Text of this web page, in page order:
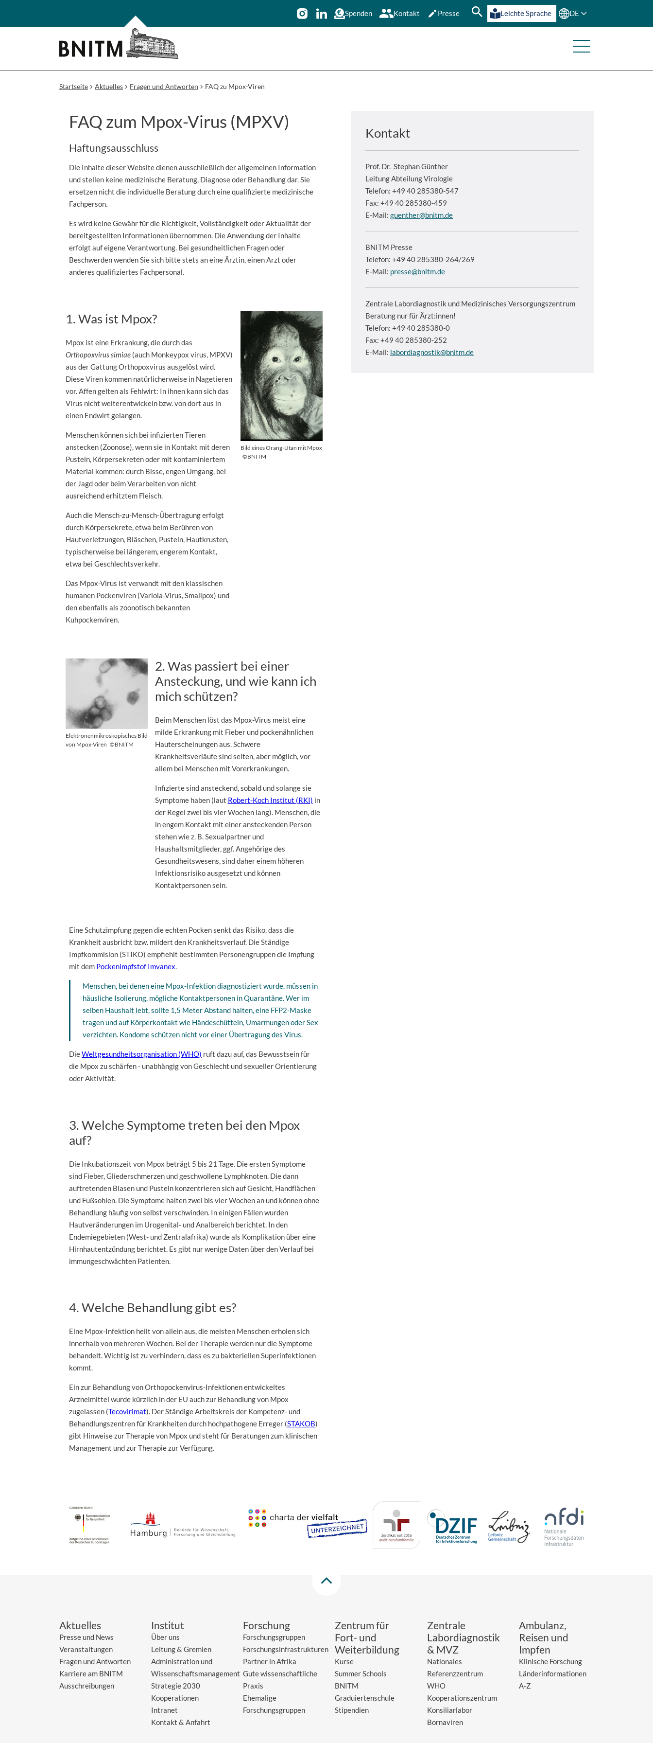
Spenden Kontakt Presse Leichte Sprache DE
Startseite Aktuelles Fragen und Antworten FAQ zu Mpox-Viren
FAQ zum Mpox-Virus (MPXV)
Haftungsausschluss
Die Inhalte dieser Website dienen ausschließlich der allgemeinen Information
und stellen keine medizinische Beratung, Diagnose oder Behandlung dar. Sie
ersetzen nicht die individuelle Beratung durch eine qualifizierte medizinische
Fachperson.
Es wird keine Gewähr für die Richtigkeit, Vollständigkeit oder Aktualität der
bereitgestellten Informationen übernommen. Die Anwendung der Inhalte
erfolgt auf eigene Verantwortung. Bei gesundheitlichen Fragen oder
Beschwerden wenden Sie sich bitte stets an eine Ärztin, einen Arzt oder
anderes qualifiziertes Fachpersonal.
1. Was ist Mpox?
Mpox ist eine Erkrankung, die durch das
Orthopoxvirus simiae(auch Monkeypox virus, MPXV)
aus der Gattung Orthopoxvirus ausgelöst wird.
Diese Viren kommen natürlicherweise in Nagetieren
vor. Affen gelten als Fehlwirt: In ihnen kann sich das
Virus nicht weiterentwickeln bzw. von dort aus in
einen Endwirt gelangen.
Menschen können sich bei infizierten Tieren
anstecken (Zoonose), wenn sie in Kontakt mit deren
Pusteln, Körpersekreten oder mit kontaminiertem
Material kommen: durch Bisse, engen Umgang, bei
der Jagd oder beim Verarbeiten von nicht
ausreichend erhitztem Fleisch.
Auch die Mensch-zu-Mensch-Übertragung erfolgt
durch Körpersekrete, etwa beim Berühren von
Hautverletzungen, Bläschen, Pusteln, Hautkrusten,
typischerweise bei längerem, engerem Kontakt,
etwa bei Geschlechtsverkehr.
Das Mpox-Virus ist verwandt mit den klassischen
humanen Pockenviren (Variola-Virus, Smallpox) und
den ebenfalls als zoonotisch bekannten
Kuhpockenviren.
Bild eines Orang-Utan mit Mpox
©BNITM
Elektronenmikroskopisches Bild
von Mpox-Viren ©BNITM
2. Was passiert bei einer
Ansteckung, und wie kann ich
mich schützen?
Beim Menschen löst das Mpox-Virus meist eine
milde Erkrankung mit Fieber und pockenähnlichen
Hauterscheinungen aus. Schwere
Krankheitsverläufe sind selten, aber möglich, vor
allem bei Menschen mit Vorerkrankungen.
Infizierte sind ansteckend, sobald und solange sie
Symptome haben (laut Robert-Koch Institut (RKI) in
der Regel zwei bis vier Wochen lang). Menschen, die
in engem Kontakt mit einer ansteckenden Person
stehen wie z. B. Sexualpartner und
Haushaltsmitglieder, ggf. Angehörige des
Gesundheitswesens, sind daher einem höheren
Infektionsrisiko ausgesetzt und können
Kontaktpersonen sein.
Eine Schutzimpfung gegen die echten Pocken senkt das Risiko, dass die
Krankheit ausbricht bzw. mildert den Krankheitsverlauf. Die Ständige
Impfkommision (STIKO) empfiehlt bestimmten Personengruppen die Impfung
mit dem Pockenimpfstof Imvanex.
Menschen, bei denen eine Mpox-Infektion diagnostiziert wurde, müssen in
häusliche Isolierung, mögliche Kontaktpersonen in Quarantäne. Wer im
selben Haushalt lebt, sollte 1,5 Meter Abstand halten, eine FFP2-Maske
tragen und auf Körperkontakt wie Händeschütteln, Umarmungen oder Sex
verzichten. Kondome schützen nicht vor einer Übertragung des Virus.
DieWeltgesundheitsorganisation (WHO) ruft dazu auf, das Bewusstsein für
die Mpox zu schärfen - unabhängig von Geschlecht und sexueller Orientierung
oder Aktivität.
3. Welche Symptome treten bei den Mpox
auf?
Die Inkubationszeit von Mpox beträgt 5 bis 21 Tage. Die ersten Symptome
sind Fieber, Gliederschmerzen und geschwollene Lymphknoten. Die dann
auftretenden Blasen und Pusteln konzentrieren sich auf Gesicht, Handflächen
und Fußsohlen. Die Symptome halten zwei bis vier Wochen an und können ohne
Behandlung häufig von selbst verschwinden. In einigen Fällen wurden
Hautveränderungen im Urogenital- und Analbereich berichtet. In den
Endemiegebieten (West- und Zentralafrika) wurde als Komplikation über eine
Hirnhautentzündung berichtet. Es gibt nur wenige Daten über den Verlauf bei
immungeschwächten Patienten.
4. Welche Behandlung gibt es?
Eine Mpox-Infektion heilt von allein aus, die meisten Menschen erholen sich
innerhalb von mehreren Wochen. Bei der Therapie werden nur die Symptome
behandelt. Wichtig ist zu verhindern, dass es zu bakteriellen Superinfektionen
kommt.
Ein zur Behandlung von Orthopockenvirus-Infektionen entwickeltes
Arzneimittel wurde kürzlich in der EU auch zur Behandlung von Mpox
zugelassen (Tecovirimat). Der Ständige Arbeitskreis der Kompetenz- und
Behandlungszentren für Krankheiten durch hochpathogene Erreger (STAKOB)
gibt Hinweise zur Therapie von Mpox und steht für Beratungen zum klinischen
Management und zur Therapie zur Verfügung.
Kontakt
Prof. Dr. Stephan Günther
Leitung Abteilung Virologie
Telefon: +49 40 285380-547
Fax: +49 40 285380-459
E-Mail: guenther@bnitm.de
BNITM Presse
Telefon: +49 40 285380-264/269
E-Mail: presse@bnitm.de
Zentrale Labordiagnostik und Medizinisches Versorgungszentrum
Beratung nur für Ärzt:innen!
Telefon: +49 40 285380-0
Fax: +49 40 285380-252
E-Mail: labordiagnostik@bnitm.de
Aktuelles
Presse und News
Veranstaltungen
Fragen und Antworten
Karriere am BNITM
Ausschreibungen
Institut
Über uns
Leitung & Gremien
Administration und
Wissenschaftsmanagement
Strategie 2030
Kooperationen
Intranet
Kontakt & Anfahrt
Forschung
Forschungsgruppen
Forschungsinfrastrukturen
Partner in Afrika
Gute wissenschaftliche
Praxis
Ehemalige
Forschungsgruppen
Zentrum für
Fort- und
Weiterbildung
Kurse
Summer Schools
BNITM
Graduiertenschule
Stipendien
Zentrale
Labordiagnostik
& MVZ
Nationales
Referenzzentrum
WHO
Kooperationszentrum
Konsiliarlabor
Bornaviren
Ambulanz,
Reisen und
Impfen
Klinische Forschung
Länderinformationen
A-Z